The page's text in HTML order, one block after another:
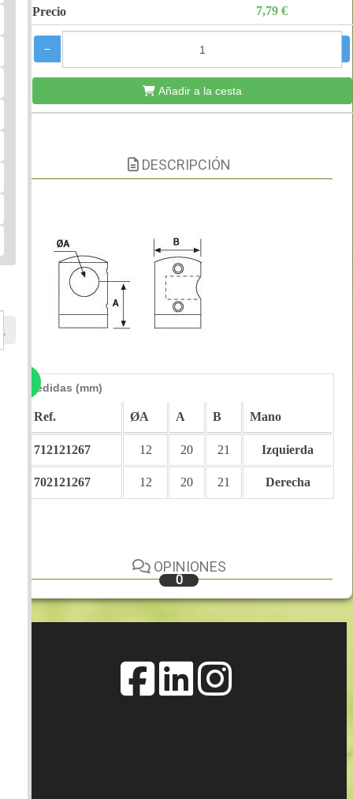
7,79 €
−
Añadir a la cesta
DESCRIPCIÓN
Medidas (mm)
Ref. ØA A B Mano
712121267 12 20 21 Izquierda
702121267 12 20 21 Derecha
OPINIONES
0